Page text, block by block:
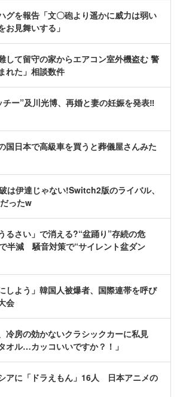
グを報告「文〇砲より遥かに威力は弱い
お見舞いする」
して留守の家からエアコン室外機盗む 警
れた」相談数件
チー”及川光博、再婚と妻の妊娠を発表‼
国日本で高級車を買うと葬儀屋さんみた
は伊達じゃない!Switch2版のライバル、
ったw
るさい」で消える?“盆踊り”存続の危
半減 騒音対策で“サイレント盆ダン
しよう」韓国人被爆者、国際連帯を呼び
会
冷房の効かないクラシックカーに私見
オル…カッコいいですか？！」
アに「ドラえもん」16人 日本アニメの